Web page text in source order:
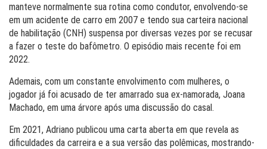
manteve normalmente sua rotina como condutor, envolvendo-se
em um acidente de carro em 2007 e tendo sua carteira nacional
de habilitação (CNH) suspensa por diversas vezes por se recusar
a fazer o teste do bafômetro. O episódio mais recente foi em
2022.
Ademais, com um constante envolvimento com mulheres, o
jogador já foi acusado de ter amarrado sua ex-namorada, Joana
Machado, em uma árvore após uma discussão do casal.
Em 2021, Adriano publicou uma carta aberta em que revela as
dificuldades da carreira e a sua versão das polêmicas, mostrando-